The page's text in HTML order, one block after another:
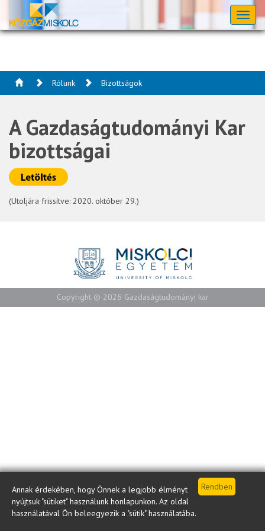
Annak érdekében, hogy Önnek a legjobb élményt
nyújtsuk "sütiket" használunk honlapunkon. Az oldal
használatával Ön beleegyezik a "sütik" használatába.
Rólunk Bizottságok
A Gazdaságtudományi Kar
bizottságai
(Utoljára frissítve: 2020. október 29.)
Copyright © 2026 Gazdaságtudományi kar